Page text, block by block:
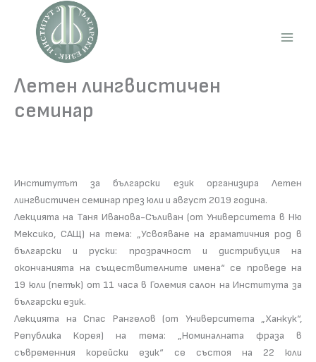
content
Летен лингвистичен
семинар
Институтът за български език организира Летен
лингвистичен семинар през юли и август 2019 година.
Лекцията на Таня Иванова-Съливан (от Университета в Ню
Мексико, САЩ) на тема: „Усвояване на граматичния род в
български и руски: прозрачност и дистрибуция на
окончанията на съществителните имена“ се проведе на
19 юли (петък) от 11 часа в Големия салон на Института за
български език.
Лекцията на Спас Рангелов (от Университета „Ханкук“,
Република Корея) на тема: „Номиналната фраза в
съвременния корейски език“ се състоя на 22 юли